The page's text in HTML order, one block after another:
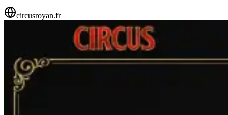
circusroyan.fr